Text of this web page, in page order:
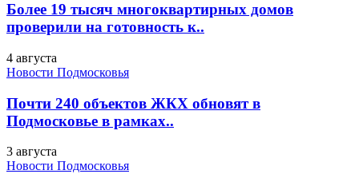
Более 19 тысяч многоквартирных домов
проверили на готовность к..
4 августа
Новости Подмосковья
Почти 240 объектов ЖКХ обновят в
Подмосковье в рамках..
3 августа
Новости Подмосковья